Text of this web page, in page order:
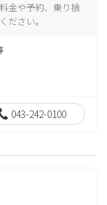
金や予約、乗り捨
ださい。
043-242-0100